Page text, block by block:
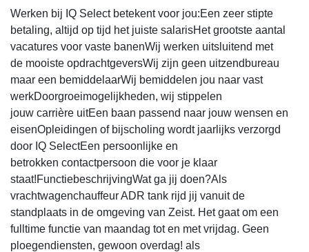
Werken bij IQ Select betekent voor jou:Een zeer stipte
betaling, altijd op tijd het juiste salarisHet grootste aantal
vacatures voor vaste banenWij werken uitsluitend met
de mooiste opdrachtgeversWij zijn geen uitzendbureau
maar een bemiddelaarWij bemiddelen jou naar vast
werkDoorgroeimogelijkheden, wij stippelen
jouw carrière uitEen baan passend naar jouw wensen en
eisenOpleidingen of bijscholing wordt jaarlijks verzorgd
door IQ SelectEen persoonlijke en
betrokken contactpersoon die voor je klaar
staat!FunctiebeschrijvingWat ga jij doen?Als
vrachtwagenchauffeur ADR tank rijd jij vanuit de
standplaats in de omgeving van Zeist. Het gaat om een
fulltime functie van maandag tot en met vrijdag. Geen
ploegendiensten, gewoon overdag! als